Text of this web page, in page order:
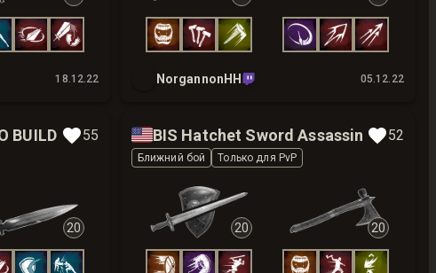
18.12.22 NorgannonHH 05.12.22
BUILD 55
20
🇺🇸BIS Hatchet Sword Assassin 52
Ближний бой Только для PvP
20 20